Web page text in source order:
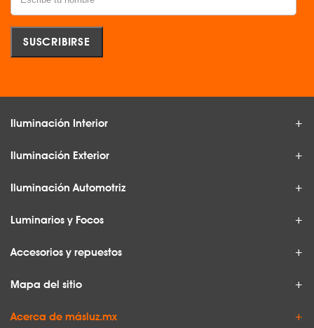
Iluminación Interior
Iluminación Exterior
Iluminación Automotriz
Luminarios y Focos
Accesorios y repuestos
Mapa del sitio
Acerca de másluz.mx